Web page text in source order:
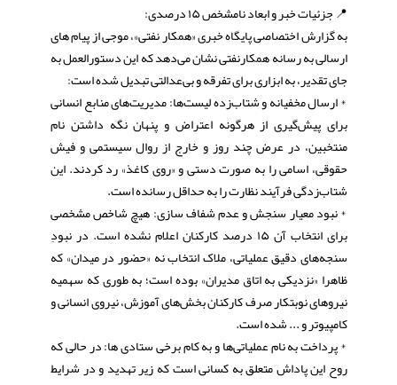
📍 جزئیات خبر و ابعاد نامشخص ۱۵ درصدی:
به گزارش اختصاصی پایگاه خبری «همکار نفتی»، موجی از پیام های
ارسالی به رسانه همکارنفتی نشان می‌دهد که این دستورالعمل به
جای تقدیر، به ابزاری برای تفرقه و بی‌عدالتی تبدیل شده است:
* ارسال مخفیانه و شتاب‌زده لیست‌ها: مدیریت‌های منابع انسانی
برای پیش‌گیری از هرگونه اعتراض و پنهان نگه داشتن نام
منتخبین، در عرض چند روز و خارج از روال سیستمی و فیش
حقوقی، اسامی را به صورت دستی و «روی کاغذ» رد کردند. این
شتاب‌زدگی فرآیند نظارت را به حداقل رسانده است.
* نبود معیار سنجش و عدم شفاف سازی: هیچ شاخص مشخصی
برای انتخاب آن ۱۵ درصد کارکنان اعلام نشده است. در نبودِ
سنجه‌های دقیق عملیاتی، ملاک انتخاب نه «حضور در میدان» که
ظاهرا «نزدیکی به اتاق مدیران» بوده است؛ به طوری که سهمیه
نیروهای نوبتکار صرف کارکنان بخش‌های آموزش، نیروی انسانی و
کامپیوتر و ... شده است.
* پرداخت به نام عملیاتی‌ها و به کام‌ برخی ستادی ها: در حالی که
روح این پاداش متعلق به کسانی است که زیر تهدید و در شرایط